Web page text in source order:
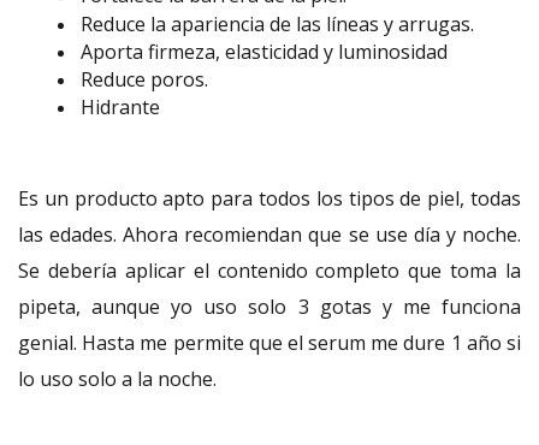
Reduce la apariencia de las líneas y arrugas.
Aporta firmeza, elasticidad y luminosidad
Reduce poros.
Hidrante
Es un producto apto para todos los tipos de piel, todas
las edades. Ahora recomiendan que se use día y noche.
Se debería aplicar el contenido completo que toma la
pipeta, aunque yo uso solo 3 gotas y me funciona
genial. Hasta me permite que el serum me dure 1 año si
lo uso solo a la noche.